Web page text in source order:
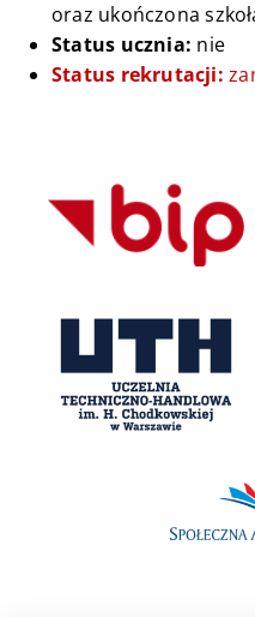
oraz ukończona
Status ucznia: nie
Status rekrutacji: